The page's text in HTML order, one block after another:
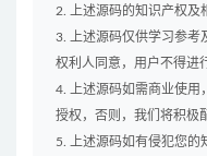
2. 上述源码的知识产权及
3. 上述源码仅供学习参考
权利人同意，用户不得进
4. 上述源码如需商业使用
授权，否则，我们将积极
5. 上述源码如有侵犯您的